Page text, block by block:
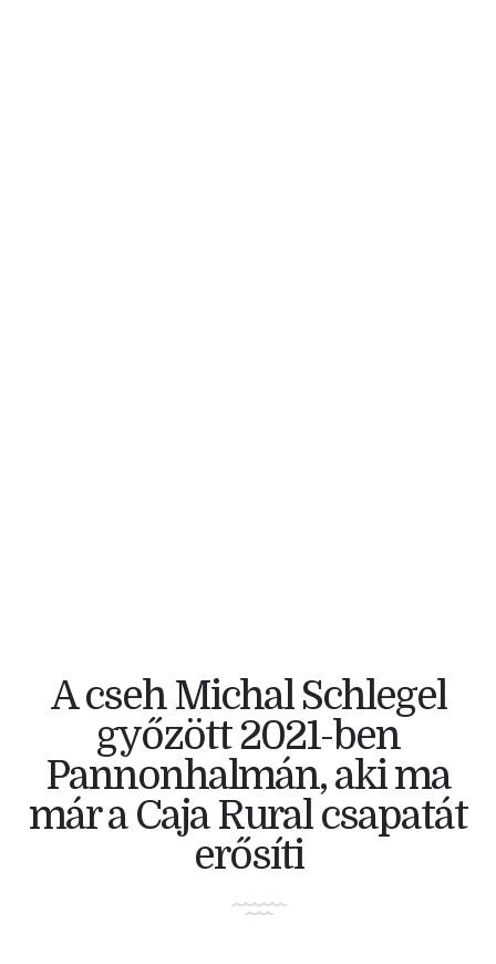
A cseh Michal Schlegel
győzött 2021-ben
Pannonhalmán, aki ma
már a Caja Rural csapatát
erősíti